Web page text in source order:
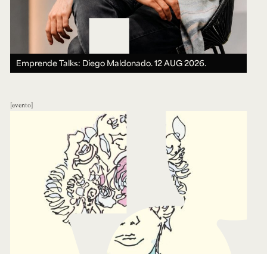
Emprende Talks: Diego Maldonado.12 AUG 2026.
evento